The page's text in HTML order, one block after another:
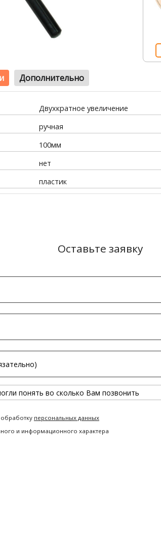
Дополнительно
Двухкратное увеличение
ручная
100мм
нет
пластик
Оставьте заявку
персональных данных
и информационного характера